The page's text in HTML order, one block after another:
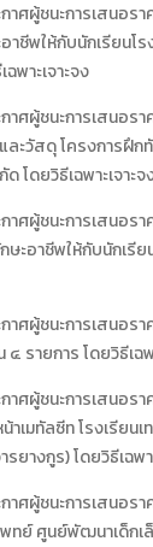
ศผู้ชนะการเสนอรา
าชีพให้กับนักเรียนโ
พาะเจาะจง
ศผู้ชนะการเสนอรา
ะวัสดุ โครงการฝึก
โดยวิธีเฉพาะเจาะจ
ผู้ชนะการเสนอรา
ษะอาชีพให้กับนักเรีย
ศผู้ชนะการเสนอรา
รายการ โดยวิธีเฉพ
ศผู้ชนะการเสนอรา
าเมทัลซีท โรงเรียน
ยางกูร) โดยวิธีเฉพา
ศผู้ชนะการเสนอรา
ทย์ ศูนย์พัฒนาเด็กเ